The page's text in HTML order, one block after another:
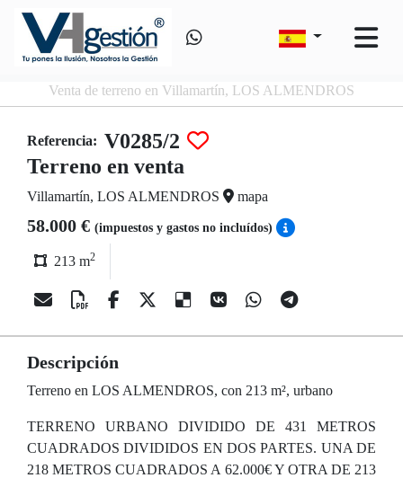
Venta de terreno en Villamartín, LOS ALMENDROS
Referencia: V0285/2
Terreno en venta
Villamartín, LOS ALMENDROS mapa
58.000 € (impuestos y gastos no incluídos)
213 m2
Descripción
Terreno en LOS ALMENDROS, con 213 m², urbano
TERRENO URBANO DIVIDIDO DE 431 METROS
CUADRADOS DIVIDIDOS EN DOS PARTES. UNA DE
218 METROS CUADRADOS A 62.000€ Y OTRA DE 213